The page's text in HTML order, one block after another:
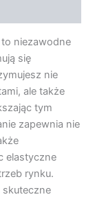
niezawodne
się
nie
ale także
tym
zapewnia nie
elastyczne
rynku.
skuteczne